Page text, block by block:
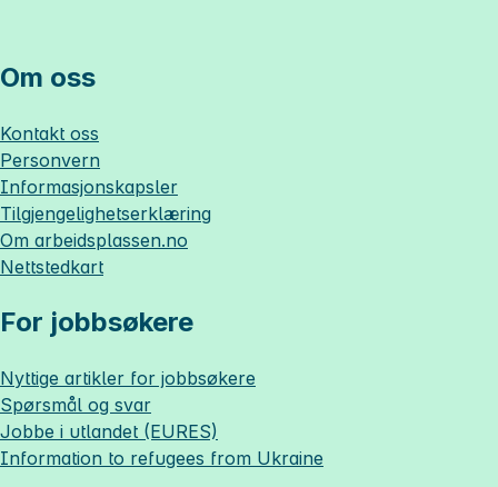
Om oss
Kontakt oss
Personvern
Informasjonskapsler
Tilgjengelighetserklæring
Om arbeidsplassen.no
Nettstedkart
For jobbsøkere
Nyttige artikler for jobbsøkere
Spørsmål og svar
Jobbe i utlandet (EURES)
Information to refugees from Ukraine